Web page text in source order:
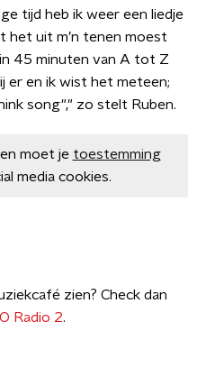
tijd heb ik weer een liedje
het uit m’n tenen moest
45 minuten van A tot Z
er en ik wist het meteen;
song"," zo stelt Ruben.
moet je toestemming
media cookies.
zien? Check dan
Radio 2.